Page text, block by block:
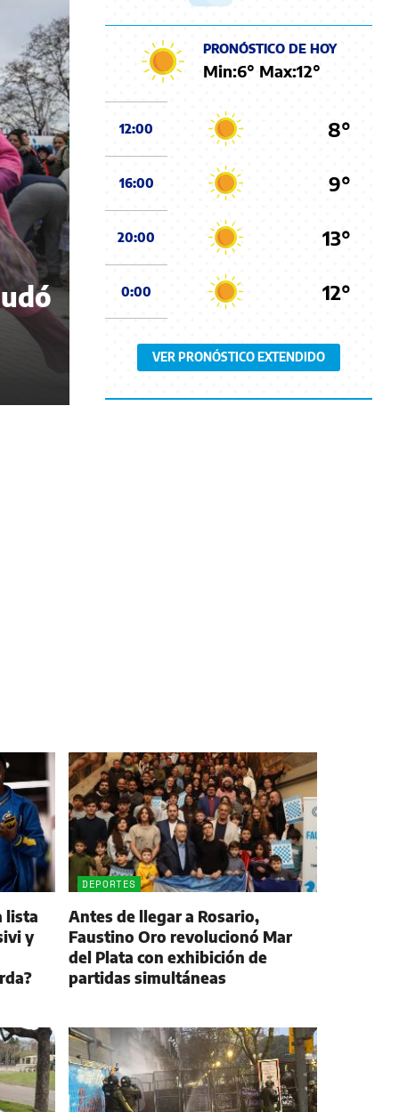
PRONÓSTICO DE HOY
Min:6° Max:12°
12:00 8°
16:00 9°
20:00 13°
0:00 12°
VER PRONÓSTICO EXTENDIDO
lista
y
DEPORTES
Antes de llegar a Rosario,
Faustino Oro revolucionó Mar
del Plata con exhibición de
partidas simultáneas